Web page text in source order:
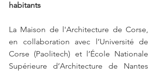
habitants
La Maison de l'Architecture de Corse,
en collaboration avec l’Université de
Corse (Paolitech) et l’École Nationale
Supérieure d’Architecture de Nantes